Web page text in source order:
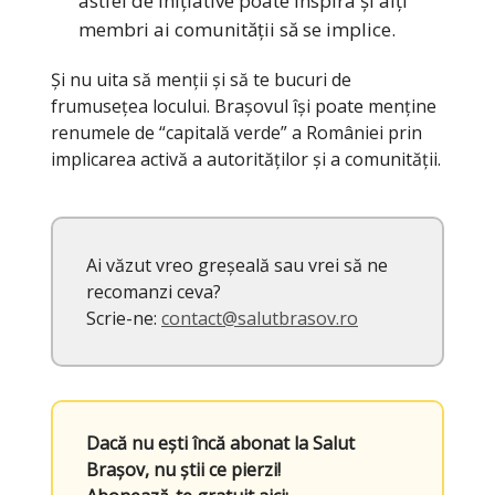
membri ai comunității să se implice.
Și nu uita să menții și să te bucuri de
frumusețea locului. Brașovul își poate menține
renumele de “capitală verde” a României prin
implicarea activă a autorităților și a comunității.
Ai văzut vreo greșeală sau vrei să ne
recomanzi ceva?
Scrie-ne: contact@salutbrasov.ro
Dacă nu ești încă abonat la Salut
Brașov, nu știi ce pierzi!